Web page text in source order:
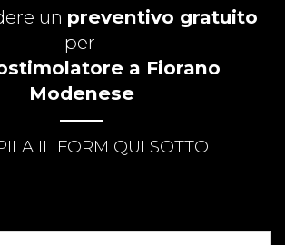
un preventivo gratuito
per
a Fiorano
Modenese
IL FORM QUI SOTTO